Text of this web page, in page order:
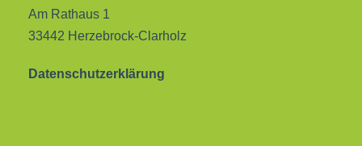
Am Rathaus 1
33442 Herzebrock-Clarholz
Datenschutzerklärung